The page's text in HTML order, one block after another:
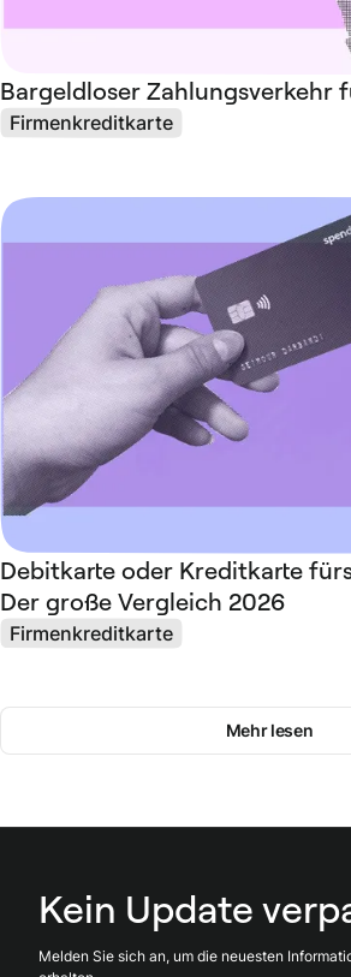
Bargeldloser Zahlungsverkehr
Firmenkreditkarte
Debitkarte oder Kreditkarte
Der große Vergleich 2026
Firmenkreditkarte
Mehr lesen
Kein Update
Melden Sie sich an, um die neuesten